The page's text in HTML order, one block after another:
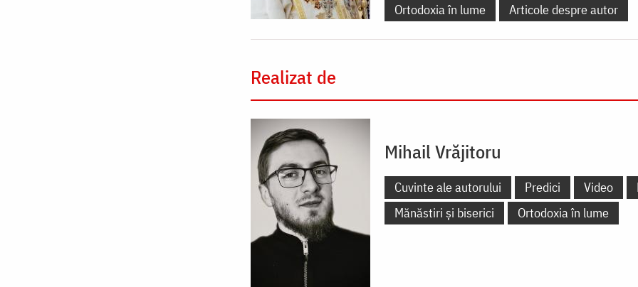
Ortodoxia în lume
Articole despre autor
Realizat de
Mihail Vrăjitoru
Cuvinte ale autorului Predici Video
Mănăstiri și biserici
Ortodoxia în lume